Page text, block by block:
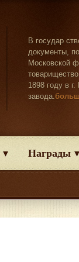
В государ
документы,
Московской
1898 году в
завода.
Награды